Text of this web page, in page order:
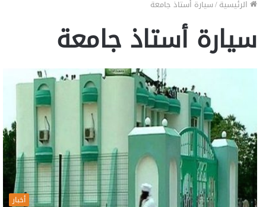
الرئيسية/سيارة أستاذ جامعة
سيارة أستاذ جامعة
أخبار